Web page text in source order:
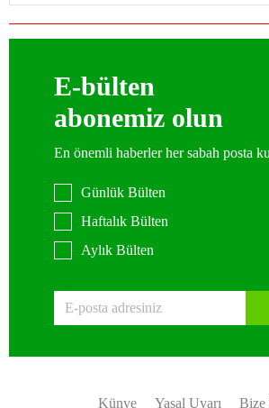
E-bülten
abonemiz olun
En önemli haberler her sabah posta
Günlük Bülten
Haftalık Bülten
Aylık Bülten
Künye Yasal Uyarı Bize